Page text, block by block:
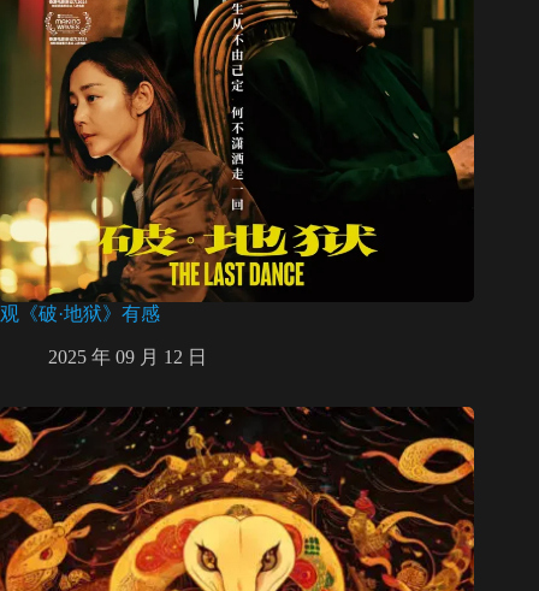
观《破·地狱》有感
2025 年 09 月 12 日